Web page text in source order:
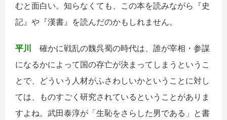
むと面白い。知らなくても、この本を読みながら『史
記』や『漢書』を読んだのかもしれません。
平川
確かに戦乱の魏呉蜀の時代は、誰が宰相・参謀
になるかによって国の存亡が決まってしまうというこ
とで、どういう人材がふさわしいかということに対し
ては、ものすごく研究されているということがありま
すよね。武田泰淳が「生恥をさらした男である」と書